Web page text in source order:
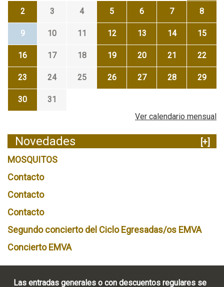
2 3 4 5 6 7 8
9 10 11 12 13 14 15
16 17 18 19 20 21 22
23 24 25 26 27 28 29
30
31
Ver calendario mensual
Novedades
[+]
MOSQUITOS
Contacto
Contacto
Contacto
Segundo concierto del Ciclo Egresadas/os EMVA
Concierto EMVA
Las entradas generales o con descuentos regulares se